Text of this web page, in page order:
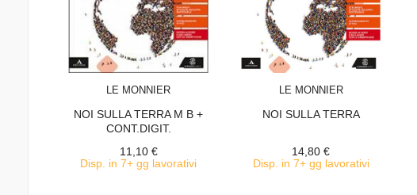
LE MONNIER
NOI SULLA TERRA M B +
CONT.DIGIT.
11,10 €
Disp. in 7+ gg lavorativi
LE MONNIER
NOI SULLA TERRA
14,80 €
Disp. in 7+ gg lavorativi